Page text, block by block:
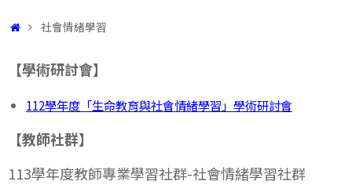
Home社會情緒學習
【學術研討會】
112學年度「生命教育與社會情緒學習」學術研討會
【教師社群】
113學年度教師專業學習社群-社會情緒學習社群